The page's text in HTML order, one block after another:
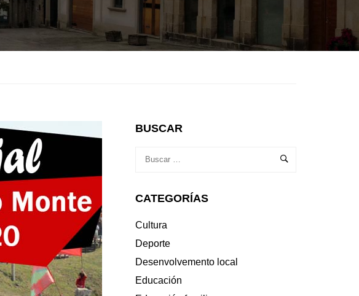
BUSCAR
CATEGORÍAS
Cultura
Deporte
Desenvolvemento local
Educación